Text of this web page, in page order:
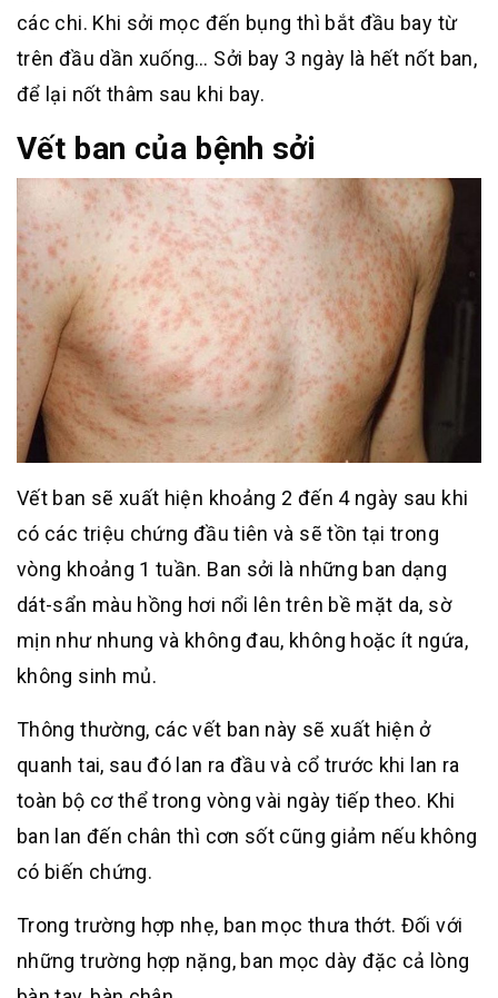
các chi. Khi sởi mọc đến bụng thì bắt đầu bay từ
trên đầu dần xuống… Sởi bay 3 ngày là hết nốt ban,
để lại nốt thâm sau khi bay.
Vết ban của bệnh sởi
Vết ban sẽ xuất hiện khoảng 2 đến 4 ngày sau khi
có các triệu chứng đầu tiên và sẽ tồn tại trong
vòng khoảng 1 tuần. Ban sởi là những ban dạng
dát-sẩn màu hồng hơi nổi lên trên bề mặt da, sờ
mịn như nhung và không đau, không hoặc ít ngứa,
không sinh mủ.
Thông thường, các vết ban này sẽ xuất hiện ở
quanh tai, sau đó lan ra đầu và cổ trước khi lan ra
toàn bộ cơ thể trong vòng vài ngày tiếp theo. Khi
ban lan đến chân thì cơn sốt cũng giảm nếu không
có biến chứng.
Trong trường hợp nhẹ, ban mọc thưa thớt. Đối với
những trường hợp nặng, ban mọc dày đặc cả lòng